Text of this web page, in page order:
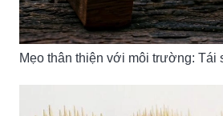
Mẹo thân thiện với môi trường: Tái